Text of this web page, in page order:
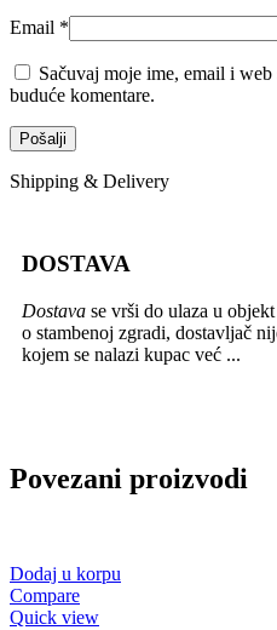
Email *
Sačuvaj moje ime, email i
buduće komentare.
Shipping & Delivery
DOSTAVA
Dostava se vrši do ulaza u
o stambenoj zgradi, dostavljač
kojem se nalazi kupac već ...
Povezani proizvodi
Dodaj u korpu
Compare
Quick view